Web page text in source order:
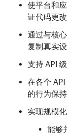
使平台和
证代码更改
通过与核
复制真实
支持 API
在各个
的行为保持
实现规模化
能够